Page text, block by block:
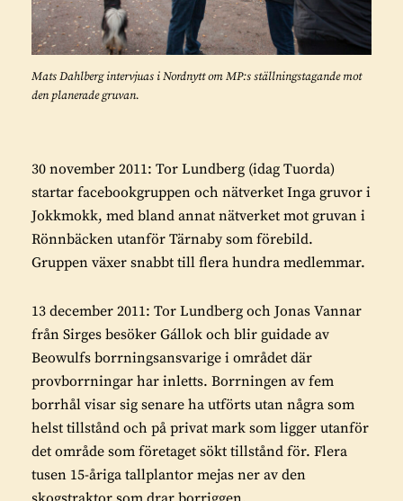
Mats Dahlberg intervjuas i Nordnytt om MP:s ställningstagande mot
den planerade gruvan.
30 november 2011: Tor Lundberg (idag Tuorda)
startar facebookgruppen och nätverket Inga gruvor i
Jokkmokk, med bland annat nätverket mot gruvan i
Rönnbäcken utanför Tärnaby som förebild.
Gruppen växer snabbt till flera hundra medlemmar.
13 december 2011: Tor Lundberg och Jonas Vannar
från Sirges besöker Gállok och blir guidade av
Beowulfs borrningsansvarige i området där
provborrningar har inletts. Borrningen av fem
borrhål visar sig senare ha utförts utan några som
helst tillstånd och på privat mark som ligger utanför
det område som företaget sökt tillstånd för. Flera
tusen 15-åriga tallplantor mejas ner av den